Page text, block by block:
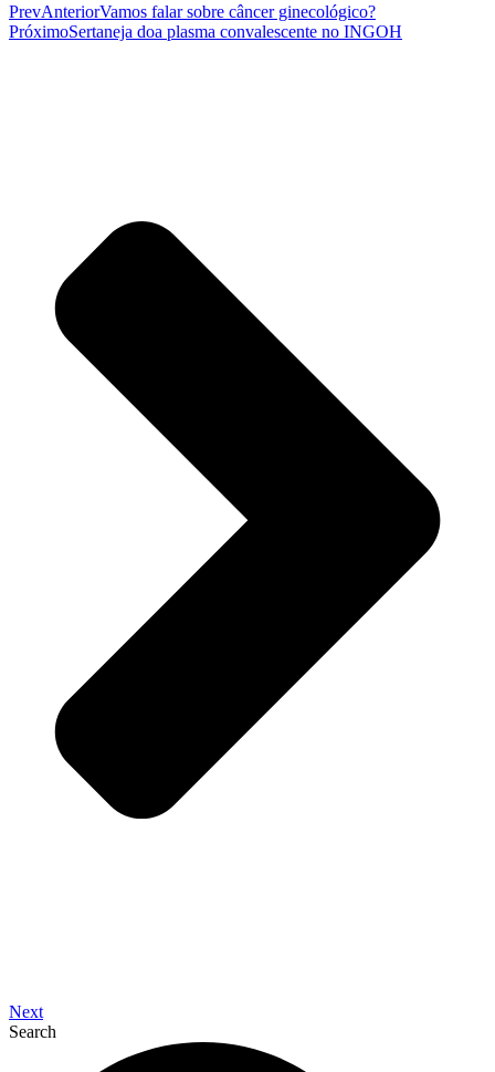
PrevAnteriorVamos falar sobre câncer ginecológico?
PróximoSertaneja doa plasma convalescente no INGOH
Next
Search